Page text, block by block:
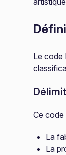
Le code
Ce code
La
La